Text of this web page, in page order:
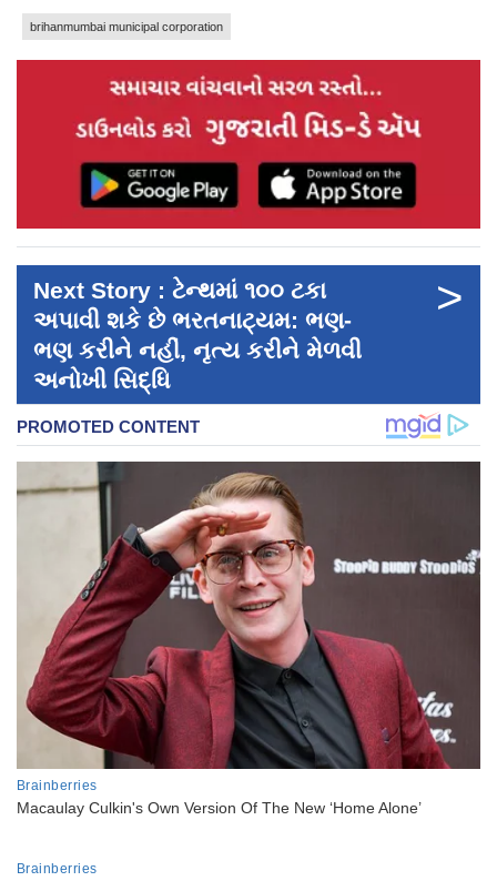
brihanmumbai municipal corporation
Next Story : ટેન્થમાં ૧૦૦ ટકા
અપાવી શકે છે ભરતનાટ્યમ: ભણ-
ભણ કરીને નહીં, નૃત્ય કરીને મેળવી
અનોખી સિદ્ધિ
>